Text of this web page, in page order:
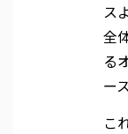
ス
全
る
ー
こ